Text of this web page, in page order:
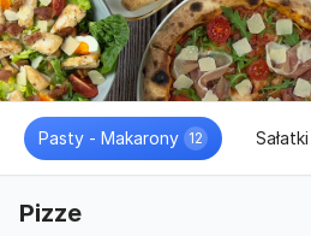
Pasty - Makarony 12 Sałatki
Pizze